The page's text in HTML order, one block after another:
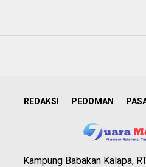
REDAKSI PEDOMAN
Kampung Babakan Kalapa,